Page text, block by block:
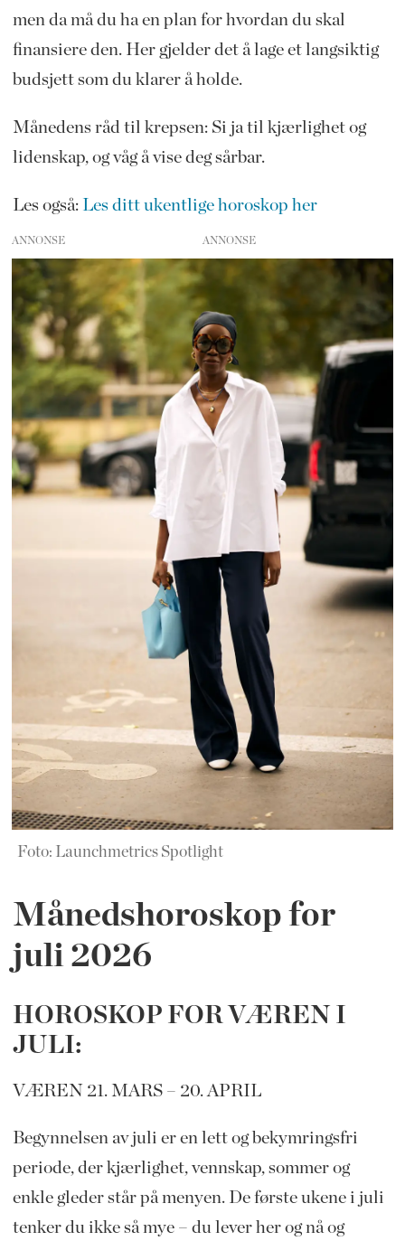
men da må du ha en plan for hvordan du skal
finansiere den. Her gjelder det å lage et langsiktig
budsjett som du klarer å holde.
Månedens råd til krepsen: Si ja til kjærlighet og
lidenskap, og våg å vise deg sårbar.
Les også: Les ditt ukentlige horoskop her
ANNONSE
Foto: Launchmetrics Spotlight
Månedshoroskop for
juli 2026
HOROSKOP FOR VÆREN I
JULI:
VÆREN 21. MARS – 20. APRIL
Begynnelsen av juli er en lett og bekymringsfri
periode, der kjærlighet, vennskap, sommer og
enkle gleder står på menyen. De første ukene i juli
tenker du ikke så mye – du lever her og nå og